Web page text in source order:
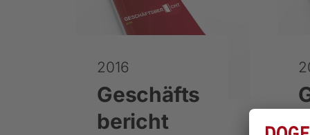
2016
Geschäfts
bericht